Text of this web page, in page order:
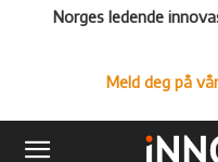
Norges ledende
Meld deg på